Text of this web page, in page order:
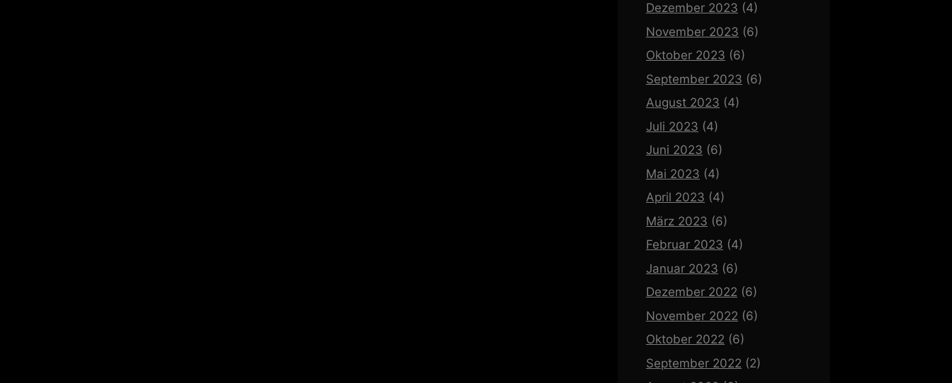
Dezember 2023 (4)
November 2023 (6)
Oktober 2023 (6)
September 2023 (6)
August 2023 (4)
Juli 2023 (4)
Juni 2023 (6)
Mai 2023 (4)
April 2023 (4)
März 2023 (6)
Februar 2023 (4)
Januar 2023 (6)
Dezember 2022 (6)
November 2022 (6)
Oktober 2022 (6)
September 2022 (2)